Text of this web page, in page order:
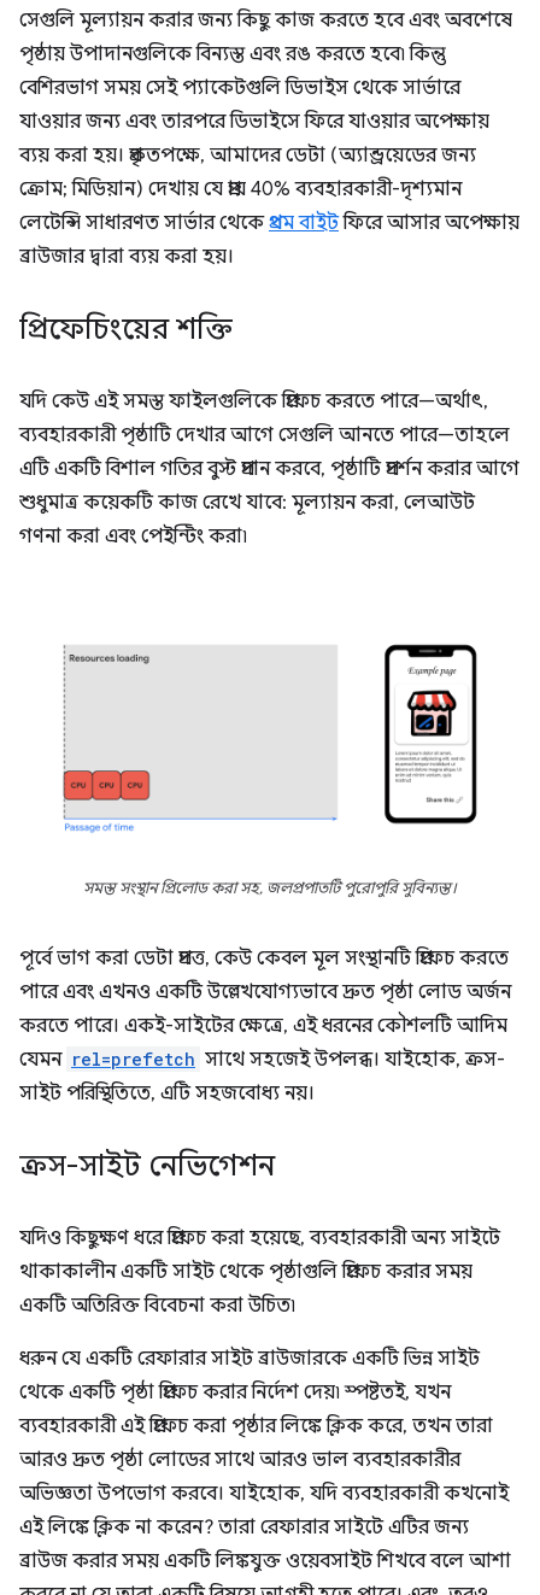
সেগুলি মূল্যায়ন করার জন্য কিছু কাজ করতে হবে এবং অবশেষে
পৃষ্ঠায় উপাদানগুলিকে বিন্যস্ত এবং রঙ করতে হবে৷ কিন্তু
বেশিরভাগ সময় সেই প্যাকেটগুলি ডিভাইস থেকে সার্ভারে
যাওয়ার জন্য এবং তারপরে ডিভাইসে ফিরে যাওয়ার অপেক্ষায়
ব্যয় করা হয়। প্রকৃতপক্ষে, আমাদের ডেটা (অ্যান্ড্রয়েডের জন্য
ক্রোম; মিডিয়ান) দেখায় যে প্রায় 40% ব্যবহারকারী-দৃশ্যমান
লেটেন্সি সাধারণত সার্ভার থেকেপ্রথম বাইটফিরে আসার অপেক্ষায়
ব্রাউজার দ্বারা ব্যয় করা হয়।
প্রিফেচিংয়ের শক্তি
যদি কেউ এই সমস্ত ফাইলগুলিকে প্রিফেচ করতে পারে—অর্থাৎ,
ব্যবহারকারী পৃষ্ঠাটি দেখার আগে সেগুলি আনতে পারে—তাহলে
এটি একটি বিশাল গতির বুস্ট প্রদান করবে, পৃষ্ঠাটি প্রদর্শন করার আগে
শুধুমাত্র কয়েকটি কাজ রেখে যাবে: মূল্যায়ন করা, লেআউট
গণনা করা এবং পেইন্টিং করা৷
সমস্ত সংস্থান প্রিলোড করা সহ, জলপ্রপাতটি পুরোপুরি সুবিন্যস্ত।
পূর্বে ভাগ করা ডেটা প্রদত্ত, কেউ কেবল মূল সংস্থানটি প্রিফেচ করতে
পারে এবং এখনও একটি উল্লেখযোগ্যভাবে দ্রুত পৃষ্ঠা লোড অর্জন
করতে পারে। একই-সাইটের ক্ষেত্রে, এই ধরনের কৌশলটি আদিম
যেমন rel=prefetch সাথে সহজেই উপলব্ধ। যাইহোক, ক্রস-
সাইট পরিস্থিতিতে, এটি সহজবোধ্য নয়।
ক্রস-সাইট নেভিগেশন
যদিও কিছুক্ষণ ধরে প্রিফেচ করা হয়েছে, ব্যবহারকারী অন্য সাইটে
থাকাকালীন একটি সাইট থেকে পৃষ্ঠাগুলি প্রিফেচ করার সময়
একটি অতিরিক্ত বিবেচনা করা উচিত৷
ধরুন যে একটি রেফারার সাইট ব্রাউজারকে একটি ভিন্ন সাইট
থেকে একটি পৃষ্ঠা প্রিফেচ করার নির্দেশ দেয়৷ স্পষ্টতই, যখন
ব্যবহারকারী এই প্রিফেচ করা পৃষ্ঠার লিঙ্কে ক্লিক করে, তখন তারা
আরও দ্রুত পৃষ্ঠা লোডের সাথে আরও ভাল ব্যবহারকারীর
অভিজ্ঞতা উপভোগ করবে। যাইহোক, যদি ব্যবহারকারী কখনোই
এই লিঙ্কে ক্লিক না করেন? তারা রেফারার সাইটে এটির জন্য
ব্রাউজ করার সময় একটি লিঙ্কযুক্ত ওয়েবসাইট শিখবে বলে আশা